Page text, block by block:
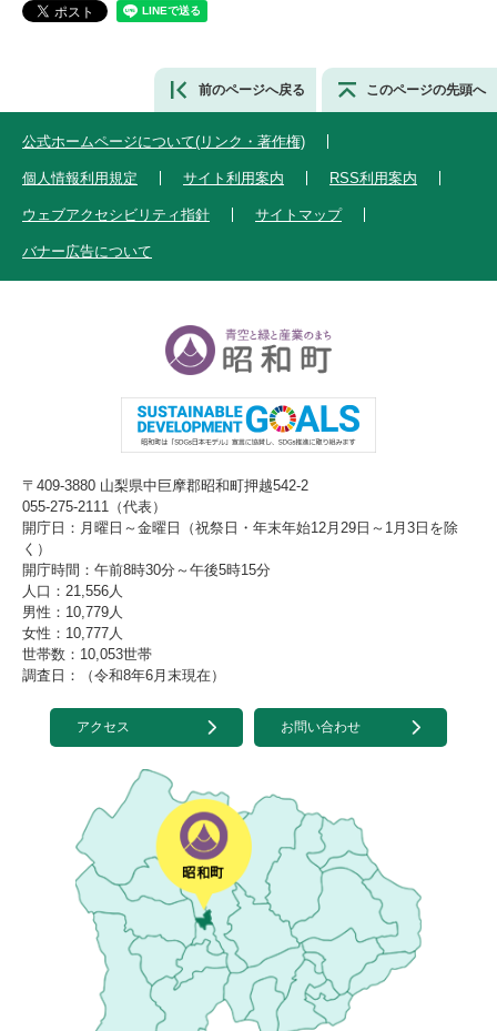
前のページへ戻る このページの先頭へ
公式ホームページについて(リンク・著作権)
個人情報利用規定 サイト利用案内 RSS利用案内
ウェブアクセシビリティ指針 サイトマップ
バナー広告について
〒409-3880 山梨県中巨摩郡昭和町押越542-2
055-275-2111（代表）
開庁日：月曜日～金曜日（祝祭日・年末年始12月29日～1月3日を除
く）
開庁時間：午前8時30分～午後5時15分
人口：21,556人
男性：10,779人
女性：10,777人
世帯数：10,053世帯
調査日：（令和8年6月末現在）
アクセス お問い合わせ